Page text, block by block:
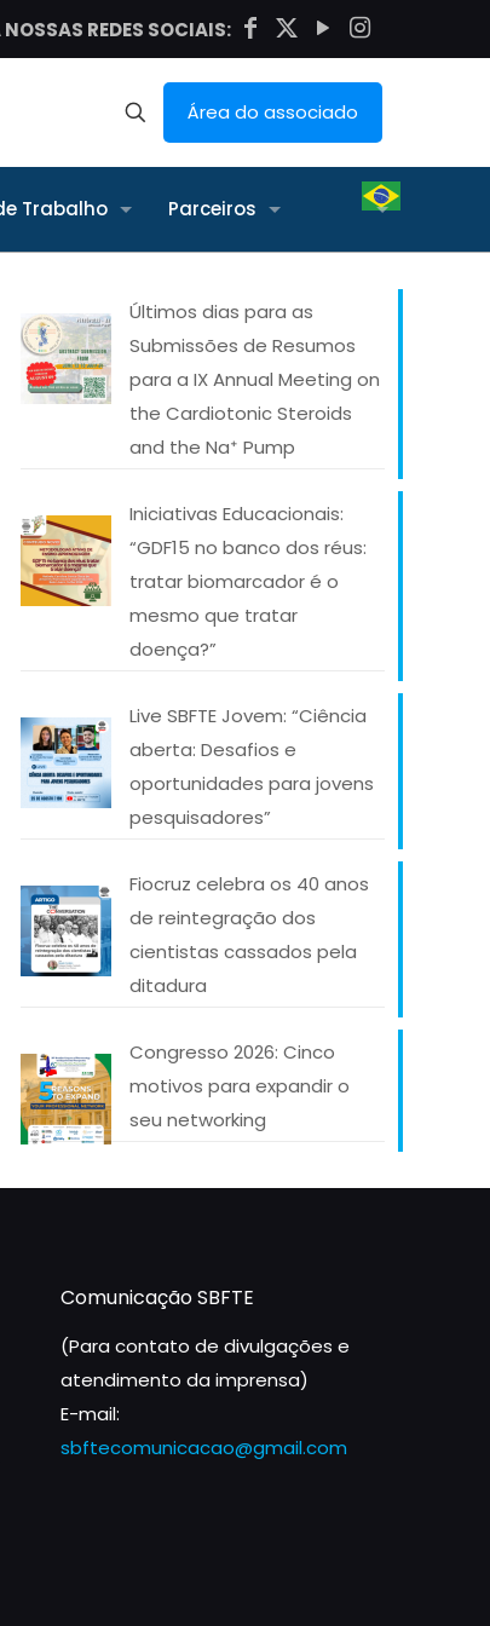
REDES SOCIAIS:
Área do associado
Trabalho Parceiros
Últimos dias para as
Submissões de Resumos
para a IX Annual Meeting on
the Cardiotonic Steroids
and the Na⁺ Pump
Iniciativas Educacionais:
“GDF15 no banco dos réus:
tratar biomarcador é o
mesmo que tratar
doença?”
Live SBFTE Jovem: “Ciência
aberta: Desafios e
oportunidades para jovens
pesquisadores”
Fiocruz celebra os 40 anos
de reintegração dos
cientistas cassados pela
ditadura
Congresso 2026: Cinco
motivos para expandir o
seu networking
Comunicação SBFTE
(Para contato de divulgações e
atendimento da imprensa)
E-mail:
sbftecomunicacao@gmail.com